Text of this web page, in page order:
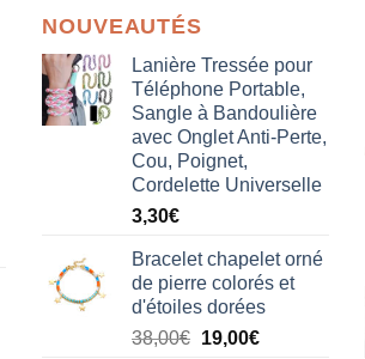
NOUVEAUTÉS
Lanière Tressée pour
Téléphone Portable,
Sangle à Bandoulière
avec Onglet Anti-Perte,
Cou, Poignet,
Cordelette Universelle
3,30€
Bracelet chapelet orné
de pierre colorés et
d'étoiles dorées
38,00€ Le
19,00€Le